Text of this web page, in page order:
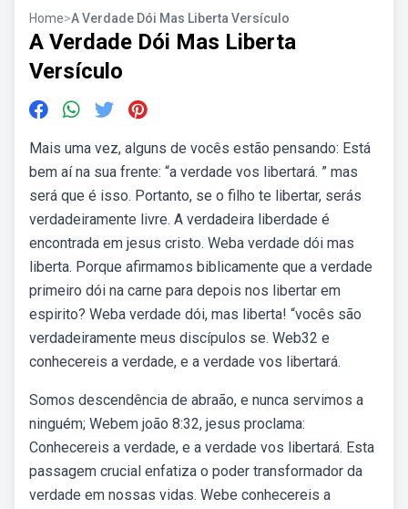
Home>A Verdade Dói Mas Liberta Versículo
A Verdade Dói Mas Liberta
Versículo
Mais uma vez, alguns de vocês estão pensando: Está
bem aí na sua frente: “a verdade vos libertará. ” mas
será que é isso. Portanto, se o filho te libertar, serás
verdadeiramente livre. A verdadeira liberdade é
encontrada em jesus cristo. Weba verdade dói mas
liberta. Porque afirmamos biblicamente que a verdade
primeiro dói na carne para depois nos libertar em
espirito? Weba verdade dói, mas liberta! “vocês são
verdadeiramente meus discípulos se. Web32 e
conhecereis a verdade, e a verdade vos libertará.
Somos descendência de abraão, e nunca servimos a
ninguém; Webem joão 8:32, jesus proclama:
Conhecereis a verdade, e a verdade vos libertará. Esta
passagem crucial enfatiza o poder transformador da
verdade em nossas vidas. Webe conhecereis a